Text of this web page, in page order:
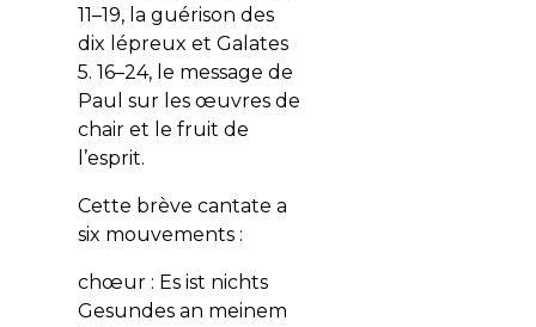
11–19, la guérison des
dix lépreux et Galates
5. 16–24, le message de
Paul sur les œuvres de
chair et le fruit de
l’esprit.
Cette brève cantate a
six mouvements :
chœur : Es ist nichts
Gesundes an meinem